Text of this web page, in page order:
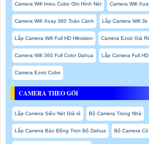
Camera Wifi Imou Cube Ghi Hình Nét Camera Wifi
Camera Wifi Xoay 360 Toàn Cảnh Lắp Camera Wifi 3k
Lắp Camera Wifi Full HD Hikvision Camera Ezviz Giá
Camera Wifi 360 Full Color Dahua Lắp Camera Full
Camera Ezviz Cube
CAMERA THEO GÓI
Lắp Camera Siêu Nét Giá rẻ Bộ Camera Trong Nhà
Lắp Camera Báo Động Trọn Bộ Dahua Bộ Camera